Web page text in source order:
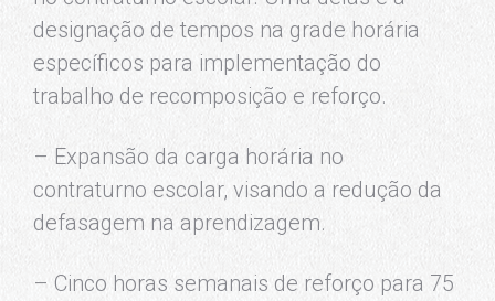
designação de tempos na grade horária
específicos para implementação do
trabalho de recomposição e reforço.
– Expansão da carga horária no
contraturno escolar, visando a redução da
defasagem na aprendizagem.
– Cinco horas semanais de reforço para 75